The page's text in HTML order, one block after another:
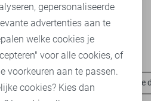
C&S The Label Broek
25,00 49,99
C&S The Label broeken Jacqueline
gepersonaliseerde
advertenties aan te
welke cookies je
voor alle cookies, of
voorkeuren aan te passen.
cookies? Kies dan